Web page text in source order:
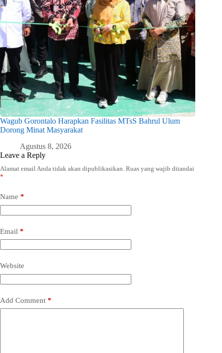
Wagub Gorontalo Harapkan Fasilitas MTsS Bahrul Ulum
Dorong Minat Masyarakat
Agustus 8, 2026
Leave a Reply
Alamat email Anda tidak akan dipublikasikan. Ruas yang wajib ditandai
*
Name *
Email *
Website
Add Comment *